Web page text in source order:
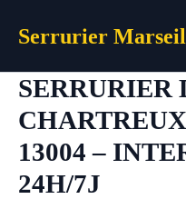
Serrurier
SERRURIER
13004 –
24H/7J